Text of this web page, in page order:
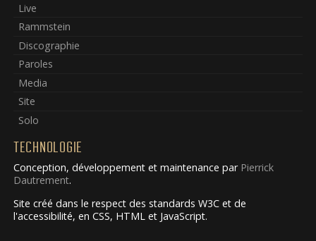
Live
Rammstein
Discographie
Paroles
Media
Site
Solo
TECHNOLOGIE
Conception, développement et maintenance par Pierrick
Dautrement.
Site créé dans le respect des standards W3C et de
l'accessibilité, en CSS, HTML et JavaScript.